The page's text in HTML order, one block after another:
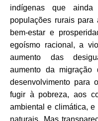
indígenas que
populações rurais
bem-estar e
egoísmo racional, a
aumento das
aumento da migração
desenvolvimento para
fugir à pobreza, aos
ambiental e climática,
naturais. Mas